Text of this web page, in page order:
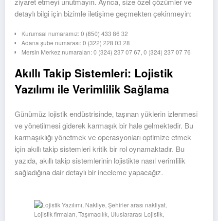
detaylı bilgi için bizimle iletişime geçmekten çekinmeyin:
Kurumsal numaramız: 0 (850) 433 86 32
Adana şube numarası: 0 (322) 228 03 28
Mersin Merkez numaraları: 0 (324) 237 07 67, 0 (324) 237 07 76
Akıllı Takip Sistemleri: Lojistik
Yazılımı ile Verimlilik Sağlama
Günümüz lojistik endüstrisinde, taşınan yüklerin izlenmesi
ve yönetilmesi giderek karmaşık bir hale gelmektedir. Bu
karmaşıklığı yönetmek ve operasyonları optimize etmek
için akıllı takip sistemleri kritik bir rol oynamaktadır. Bu
yazıda, akıllı takip sistemlerinin lojistikte nasıl verimlilik
sağladığına dair detaylı bir inceleme yapacağız.